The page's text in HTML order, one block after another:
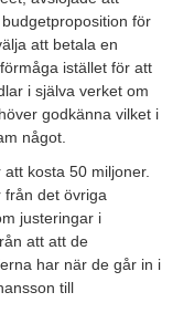
för
att betala en
istället för att
i själva verket om
godkänna vilket i
något.
kosta 50 miljoner.
från det övriga
justeringar i
att att de
har när de går in i
till